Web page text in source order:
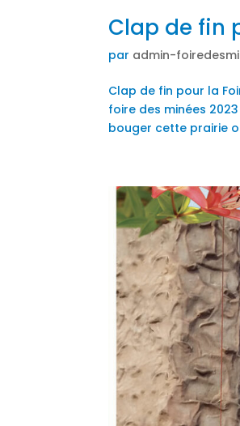
Clap de fin
par admin-
Clap de fin pour la
foire des minées
bouger cette prairie